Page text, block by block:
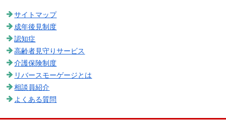
サイトマップ
成年後見制度
認知症
高齢者見守りサービス
介護保険制度
リバースモーゲージとは
相談員紹介
よくある質問